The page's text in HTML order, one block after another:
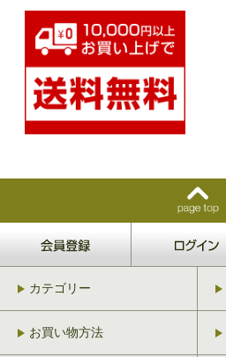
カテゴリー
お買い物方法